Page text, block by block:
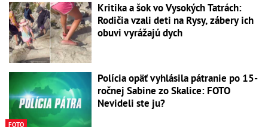
Kritika a šok vo Vysokých Tatrách:
Rodičia vzali deti na Rysy, zábery ich
obuvi vyrážajú dych
FOTO
Polícia opäť vyhlásila pátranie po 15-
ročnej Sabine zo Skalice: FOTO
Nevideli ste ju?